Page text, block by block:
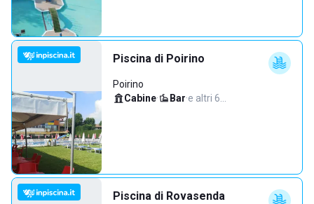
Piscina di Poirino
Poirino
Cabine· Bar·e altri 6…
Piscina di Rovasenda